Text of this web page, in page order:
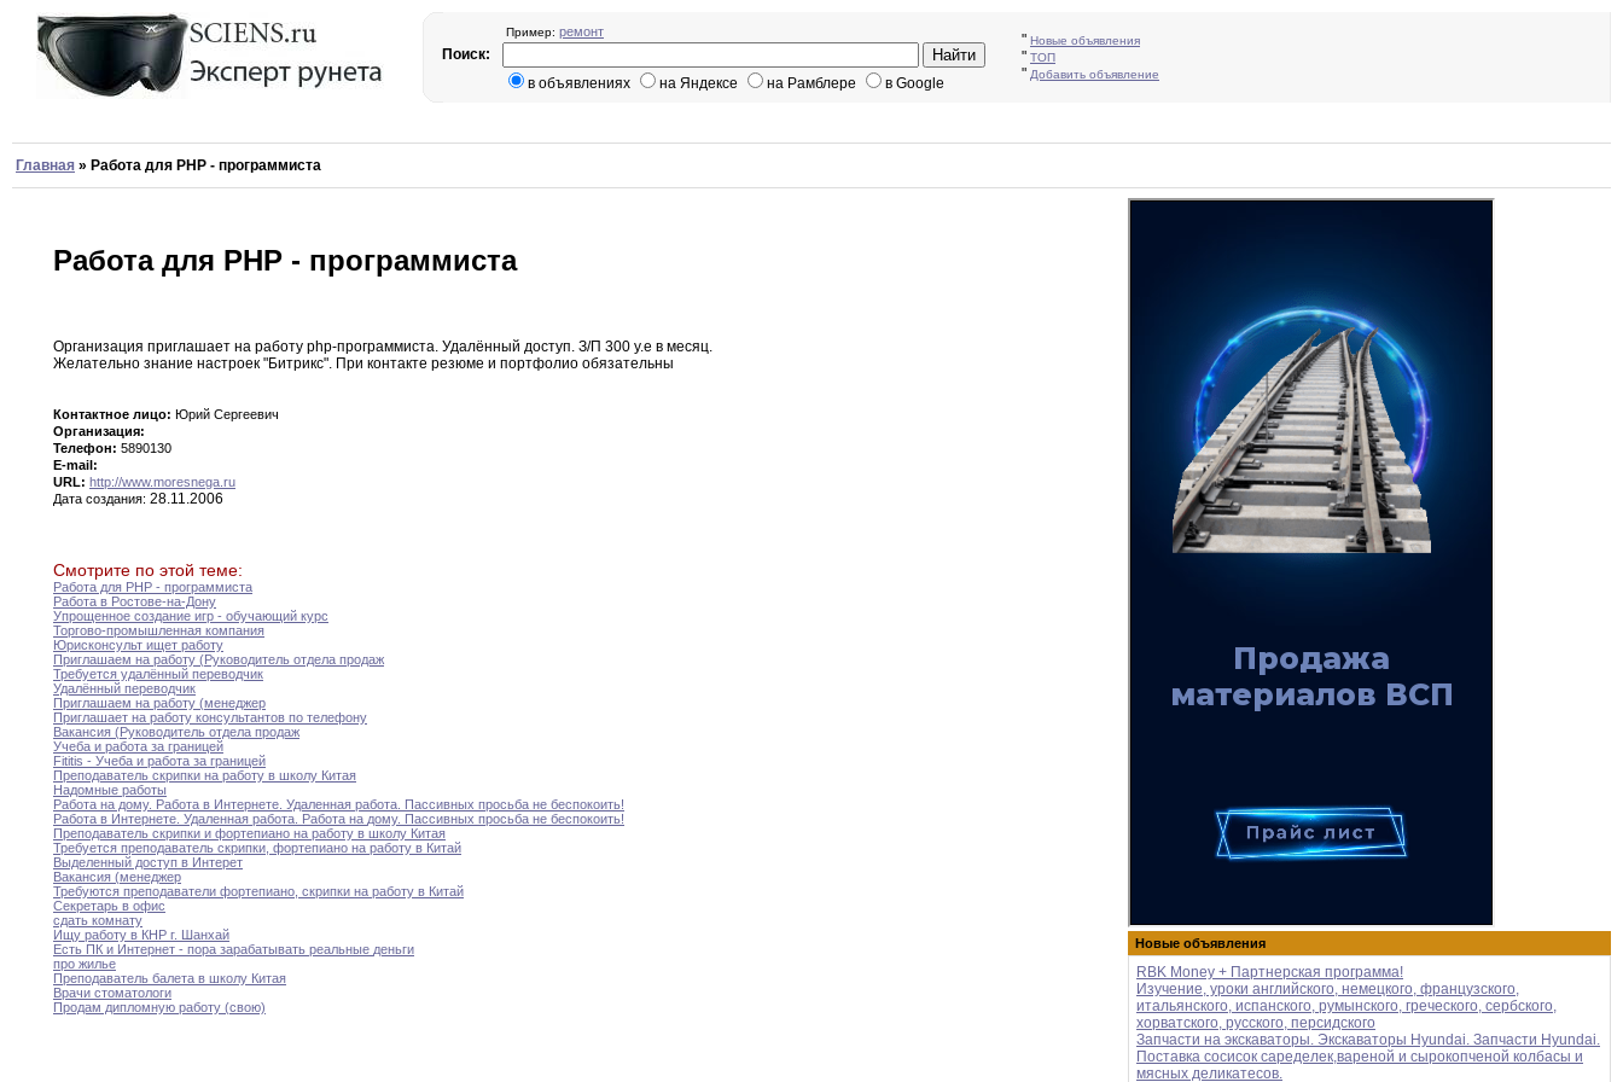
Пример: ремонт " Новые объявления
" ТОП
" Добавить объявление
Поиск:
в объявлениях
на Яндексе на Рамблере в Google
Главная » Работа для PHP - программиста
Новые объявления
RBK Money + Партнерская программа!
Изучение, уроки английского, немецкого, французского,
итальянского, испанского, румынского, греческого, сербского,
хорватского, русского, персидского
Запчасти на экскаваторы. Экскаваторы Hyundai. Запчасти Hyundai.
Поставка сосисок саределек,вареной и сырокопченой колбасы и
мясных деликатесов.
Работа для PHP - программиста
Организация приглашает на работу php-программиста. Удалённый доступ. З/П 300 у.е в месяц.
Желательно знание настроек "Битрикс". При контакте резюме и портфолио обязательны
Контактное лицо: Юрий Сергеевич
Организация:
Телефон: 5890130
E-mail:
URL: http://www.moresnega.ru
Дата создания: 28.11.2006
Смотрите по этой теме:
Работа для PHP - программиста
Работа в Ростове-на-Дону
Упрощенное создание игр - обучающий курс
Торгово-промышленная компания
Юрисконсульт ищет работу
Приглашаем на работу (Руководитель отдела продаж
Требуется удалённый переводчик
Удалённый переводчик
Приглашаем на работу (менеджер
Приглашает на работу консультантов по телефону
Вакансия (Руководитель отдела продаж
Учеба и работа за границей
Fititis - Учеба и работа за границей
Преподаватель скрипки на работу в школу Китая
Надомные работы
Работа на дому. Работа в Интернете Удаленная работа. Пассивных просьба не беспокоить!
Работа в Интернете Удаленная работа Работа на дому. Пассивных просьба не беспокоить!
Преподаватель скрипки и фортепиано на работу в школу Китая
Требуется преподаватель скрипки фортепиано на работу в Китай
Выделенный доступ в Интерет
Вакансия (менеджер
Требуются преподаватели фортепиано скрипки на работу в Китай
Секретарь в офис
сдать комнату
Ищу работу в КНР г.
Шанхай
Есть ПК и Интернет - пора зарабатывать реальные деньги
про жилье
Преподаватель балета в школу Китая
Врачи стоматологи
Продам дипломную работу (свою)